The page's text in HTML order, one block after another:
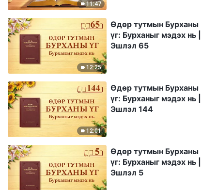
11:47
12:25
Өдөр тутмын Бурханы
үг: Бурханыг мэдэх нь |
Эшлэл 65
12:01
Өдөр тутмын Бурханы
үг: Бурханыг мэдэх нь |
Эшлэл 144
Өдөр тутмын Бурханы
үг: Бурханыг мэдэх нь |
Эшлэл 5